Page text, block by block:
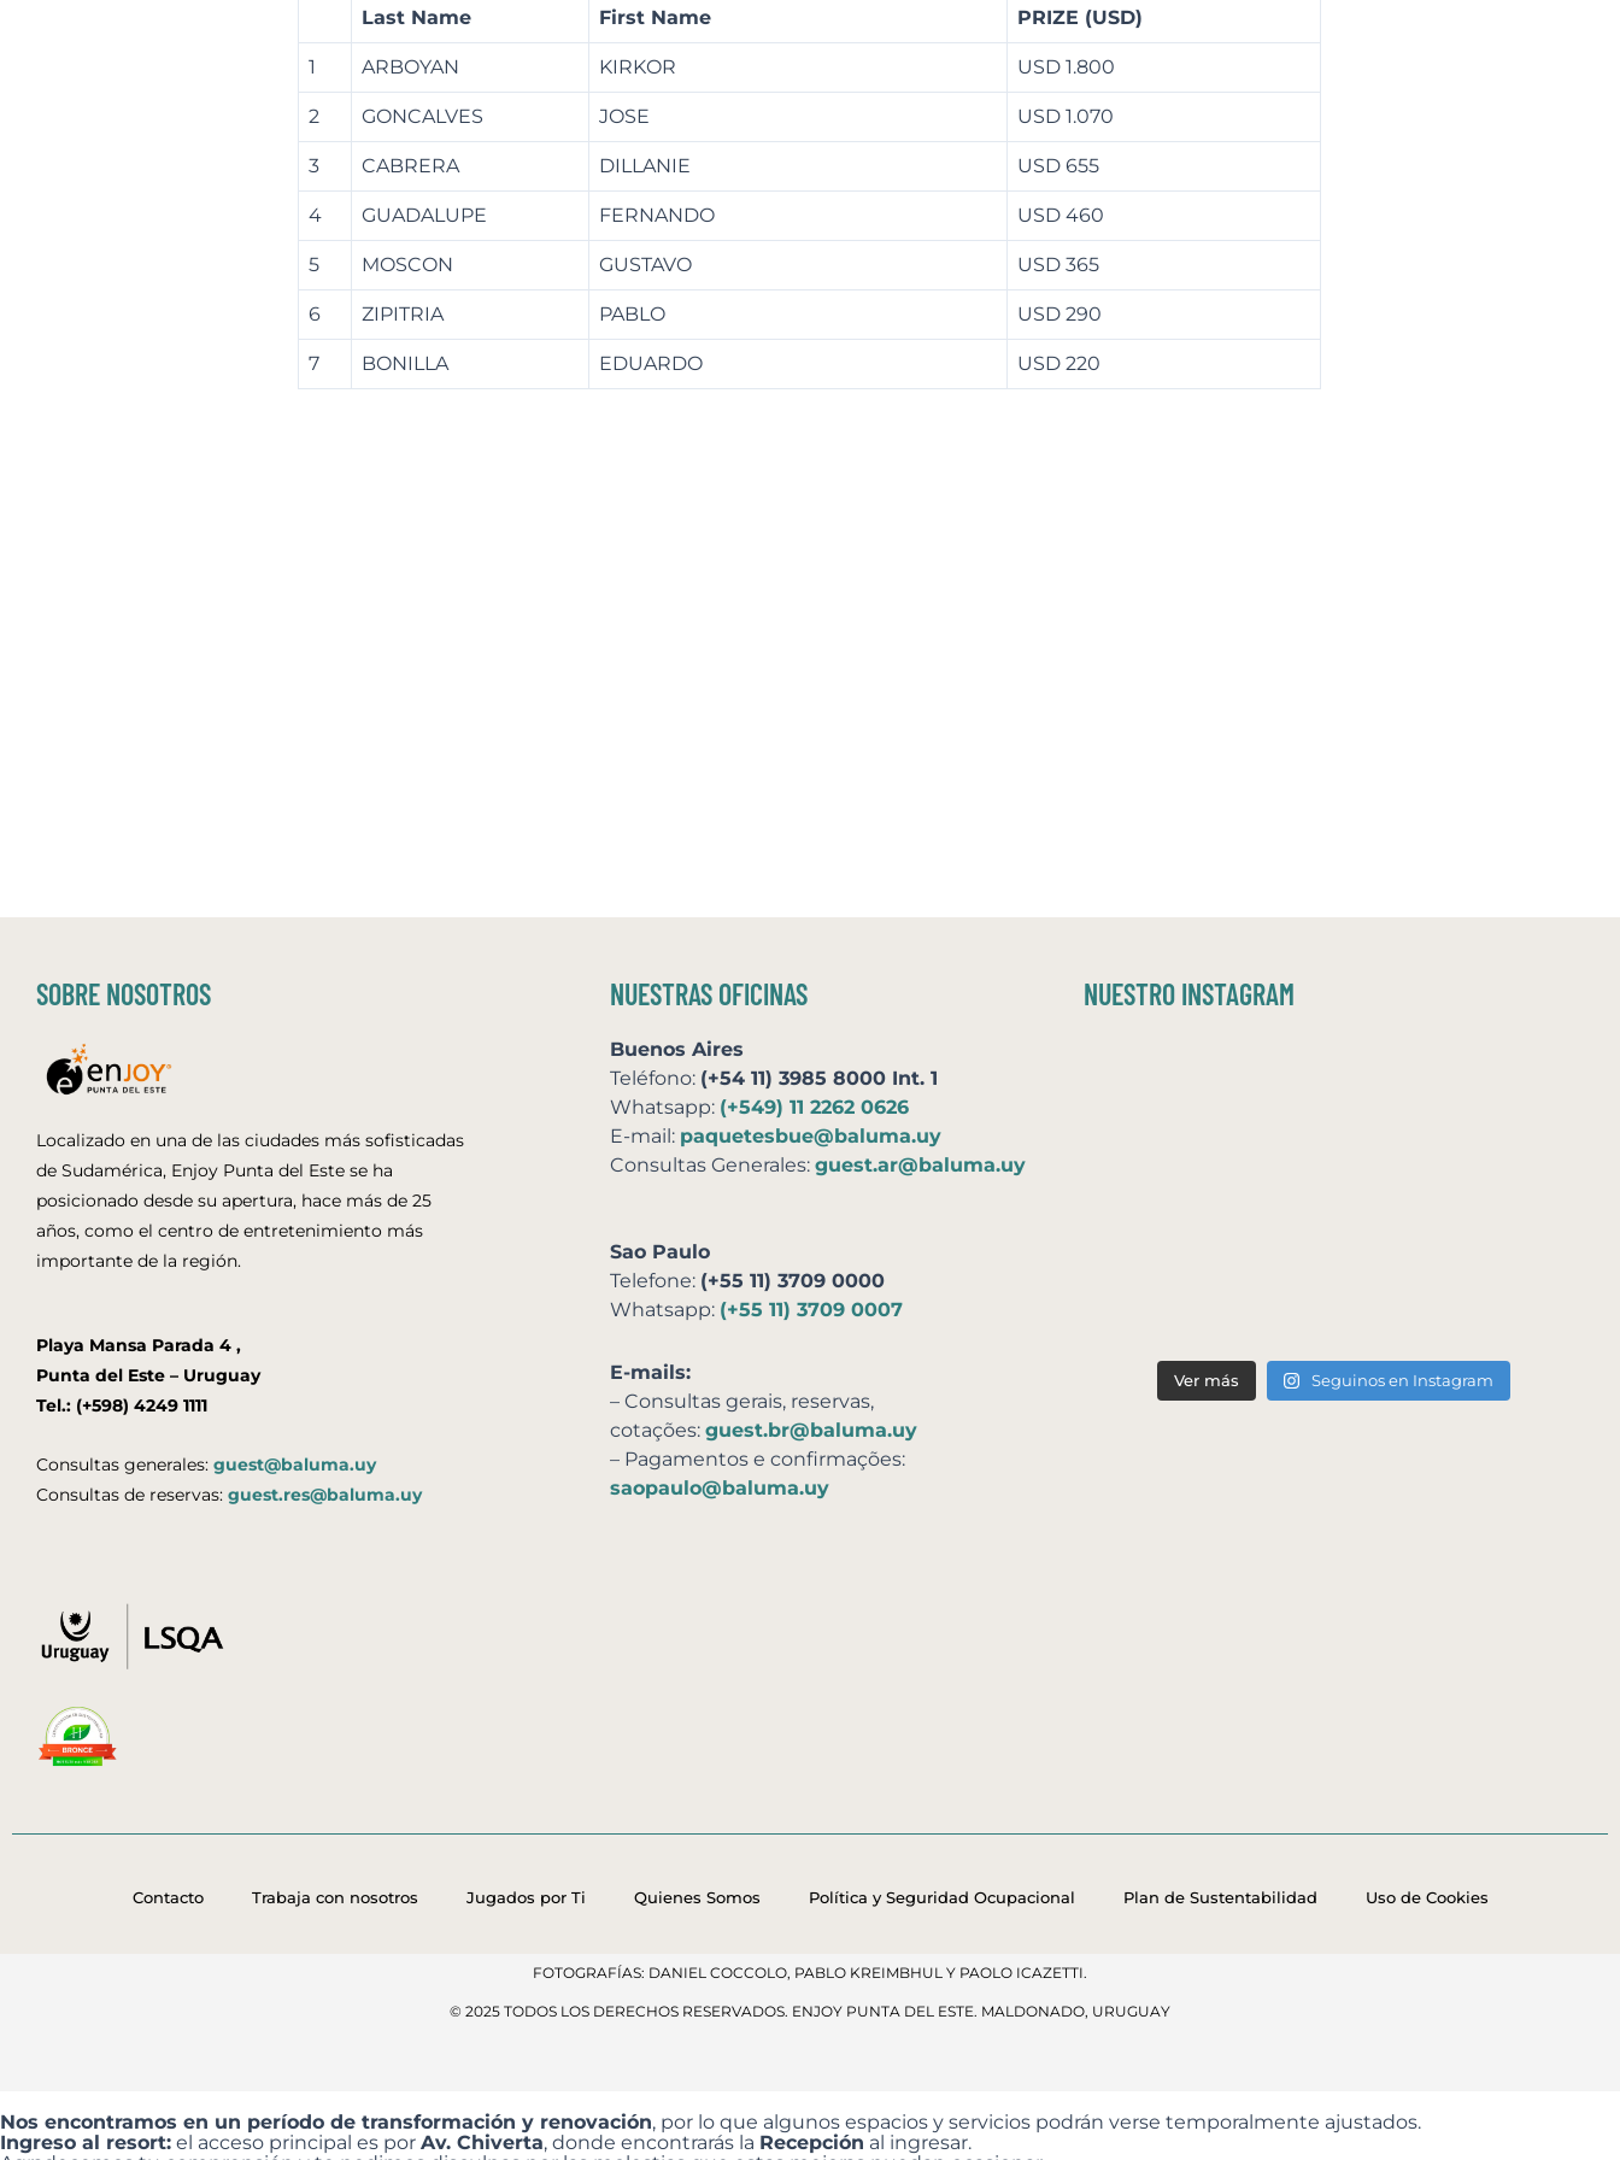
Last Name First Name PRIZE (USD)
1 ARBOYAN KIRKOR USD 1.800
2 GONCALVES JOSE USD 1.070
3 CABRERA DILLANIE USD 655
4 GUADALUPE FERNANDO USD 460
5 MOSCON GUSTAVO USD 365
6 ZIPITRIA PABLO USD 290
7 BONILLA EDUARDO USD 220
SOBRE NOSOTROS
Localizado en una de las ciudades más sofisticadas
de Sudamérica, Enjoy Punta del Este se ha
posicionado desde su apertura, hace más de 25
años, como el centro de entretenimiento más
importante de la región.
Playa Mansa Parada 4 ,
Punta del Este – Uruguay
Tel.: (+598) 4249 1111
Consultas generales: guest@baluma.uy
Consultas de reservas: guest.res@baluma.uy
NUESTRAS OFICINAS
Buenos Aires
Teléfono: (+54 11) 3985 8000 Int. 1
Whatsapp: (+549) 11 2262 0626
E-mail: paquetesbue@baluma.uy
Consultas Generales: guest.ar@baluma.uy
Sao Paulo
Telefone: (+55 11) 3709 0000
Whatsapp: (+55 11) 3709 0007
E-mails:
– Consultas gerais, reservas,
cotações: guest.br@baluma.uy
– Pagamentos e confirmações:
saopaulo@baluma.uy
NUESTRO INSTAGRAM
Ver más Seguinos en Instagram
Contacto Trabaja con nosotros Jugados por Ti Quienes Somos Política y Seguridad Ocupacional Plan de Sustentabilidad Uso de Cookies
FOTOGRAFÍAS: DANIEL COCCOLO, PABLO KREIMBHUL Y PAOLO ICAZETTI.
© 2025 TODOS LOS DERECHOS RESERVADOS​. ENJOY PUNTA DEL ESTE. MALDONADO, URUGUAY
Nos encontramos en un período de transformación y renovación, por lo que algunos espacios y servicios podrán verse temporalmente ajustados.
Ingreso al resort: el acceso principal es por Av. Chiverta, donde encontrarás la Recepción al ingresar.